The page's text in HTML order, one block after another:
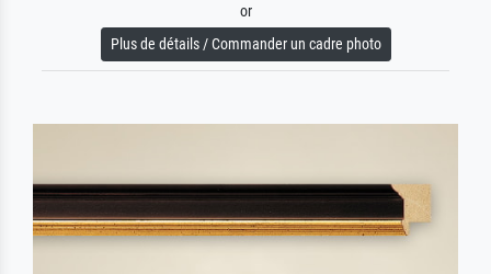
or
Plus de détails / Commander un cadre photo